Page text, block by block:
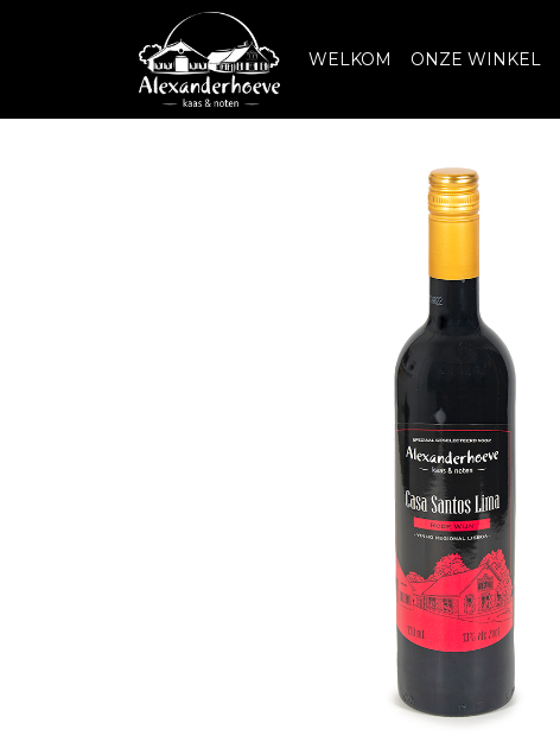
WELKOM ONZE WINKEL